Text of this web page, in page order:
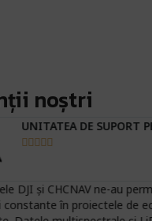
noștri
PENTRU INTEGRARE
permis cartări precise și
de ecologie și